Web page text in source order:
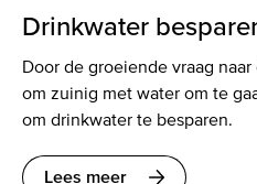
Drinkwater
Door de groeiende vraag
om zuinig met water om te
om drinkwater te besparen.
Lees meer